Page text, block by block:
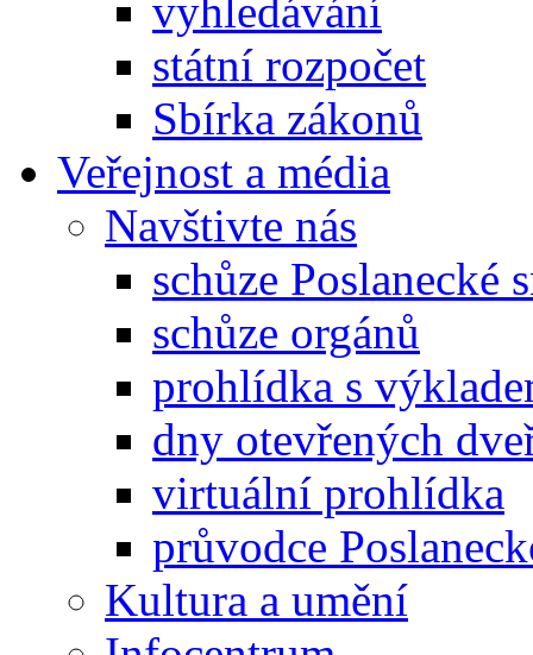
vyhledávání
státní rozpočet
Sbírka zákonů
Veřejnost a média
Navštivte nás
schůze Poslanecké
schůze orgánů
prohlídka s
dny otevřených
virtuální prohlídka
průvodce
Kultura a umění